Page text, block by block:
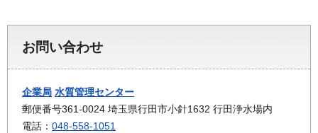
お問い合わせ
企業局 水質管理センター
郵便番号361-0024 埼玉県行田市小針1632 行田浄水場内
電話： 048-558-1051